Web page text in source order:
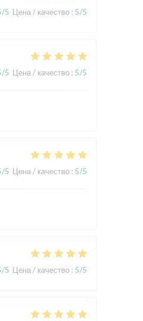
/5 Цена / качество : 5/5
/5 Цена / качество : 5/5
/5 Цена / качество : 5/5
/5 Цена / качество : 5/5